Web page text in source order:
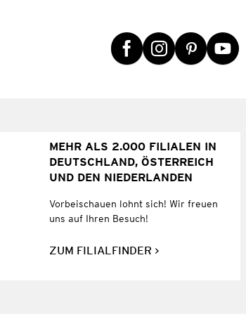
MEHR ALS 2.000 FILIALEN IN
DEUTSCHLAND, ÖSTERREICH
UND DEN NIEDERLANDEN
Vorbeischauen lohnt sich! Wir freuen
uns auf Ihren Besuch!
ZUM FILIALFINDER